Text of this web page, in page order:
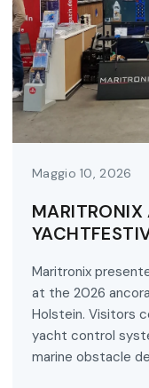
Maggio 10, 2026
Maritronix
at the 2026
Holstein. Visitors
yacht control
marine obstacle